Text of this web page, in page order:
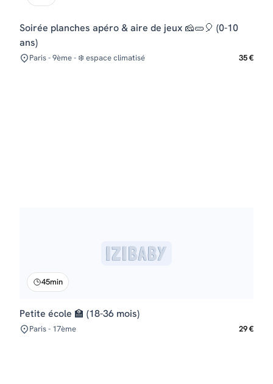
Soirée planches apéro & aire de jeux 🧀🥒🎈 (0-10
ans)
Paris - 9ème - ❄️ espace climatisé 35 €
45min
Petite école 🏫 (18-36 mois)
Paris - 17ème 29 €